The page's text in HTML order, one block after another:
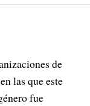
de
las que este
fue